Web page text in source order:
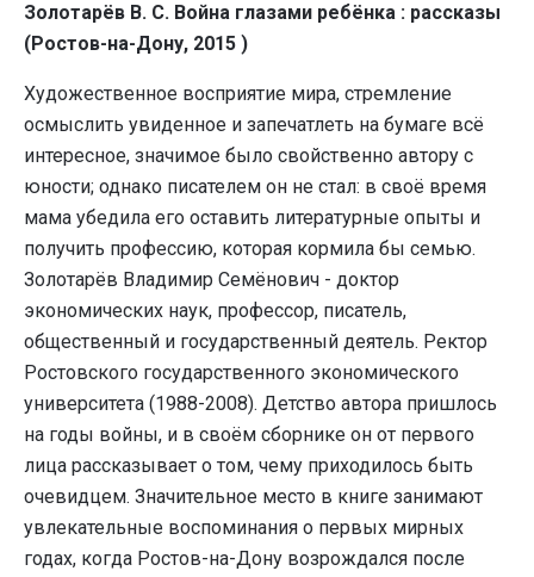
Золотарёв В. С. Война глазами ребёнка : рассказы
(Ростов-на-Дону, 2015 )
Художественное восприятие мира, стремление
осмыслить увиденное и запечатлеть на бумаге всё
интересное, значимое было свойственно автору с
юности; однако писателем он не стал: в своё время
мама убедила его оставить литературные опыты и
получить профессию, которая кормила бы семью.
Золотарёв Владимир Семёнович - доктор
экономических наук, профессор, писатель,
общественный и государственный деятель. Ректор
Ростовского государственного экономического
университета (1988-2008). Детство автора пришлось
на годы войны, и в своём сборнике он от первого
лица рассказывает о том, чему приходилось быть
очевидцем. Значительное место в книге занимают
увлекательные воспоминания о первых мирных
годах, когда Ростов-на-Дону возрождался после